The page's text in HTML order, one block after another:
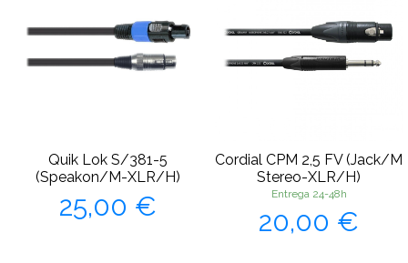
Quik Lok S/381-5
(Speakon/M-XLR/H)
Precio
25,00 €
Cordial CPM 2,5 FV (Jack/M
Stereo-XLR/H)
Entrega 24-48h
Precio
20,00 €